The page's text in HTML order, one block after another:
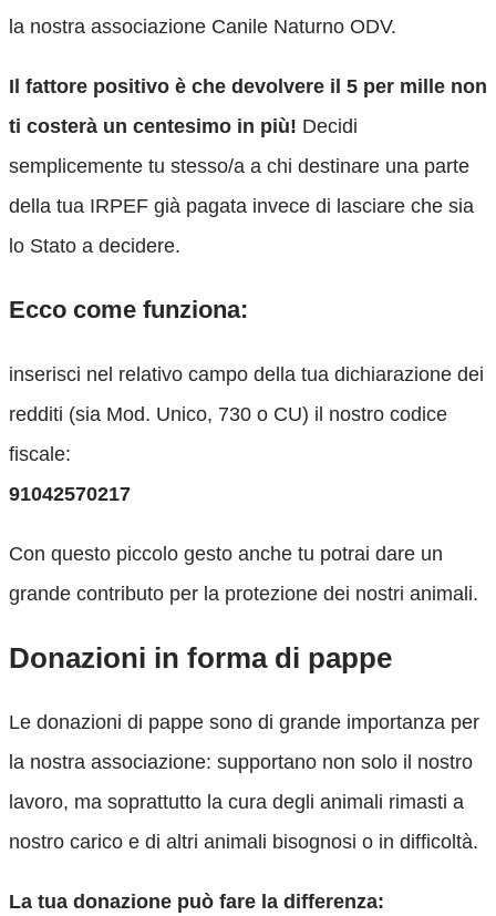
la nostra associazione Canile Naturno ODV.
Il fattore positivo è che devolvere il 5 per mille non
ti costerà un centesimo in più! Decidi
semplicemente tu stesso/a a chi destinare una parte
della tua IRPEF già pagata invece di lasciare che sia
lo Stato a decidere.
Ecco come funziona:
inserisci nel relativo campo della tua dichiarazione dei
redditi (sia Mod. Unico, 730 o CU) il nostro codice
fiscale:
91042570217
Con questo piccolo gesto anche tu potrai dare un
grande contributo per la protezione dei nostri animali.
Donazioni in forma di pappe
Le donazioni di pappe sono di grande importanza per
la nostra associazione: supportano non solo il nostro
lavoro, ma soprattutto la cura degli animali rimasti a
nostro carico e di altri animali bisognosi o in difficoltà.
La tua donazione può fare la differenza: